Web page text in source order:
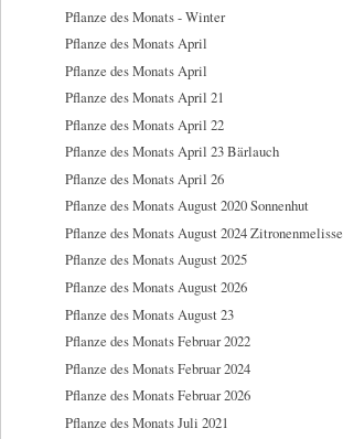
Pflanze des Monats - Winter
Pflanze des Monats April
Pflanze des Monats April
Pflanze des Monats April 21
Pflanze des Monats April 22
Pflanze des Monats April 23 Bärlauch
Pflanze des Monats April 26
Pflanze des Monats August 2020 Sonnenhut
Pflanze des Monats August 2024 Zitronenmelisse
Pflanze des Monats August 2025
Pflanze des Monats August 2026
Pflanze des Monats August 23
Pflanze des Monats Februar 2022
Pflanze des Monats Februar 2024
Pflanze des Monats Februar 2026
Pflanze des Monats Juli 2021